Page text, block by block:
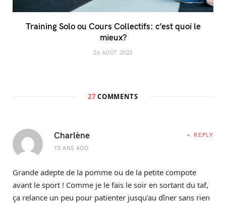
Training Solo ou Cours Collectifs: c’est quoi le
mieux?
26 AOÛT 2023
27 COMMENTS
Charlène
12 ANS AGO
REPLY
Grande adepte de la pomme ou de la petite compote
avant le sport ! Comme je le fais le soir en sortant du taf,
ça relance un peu pour patienter jusqu’au dîner sans rien